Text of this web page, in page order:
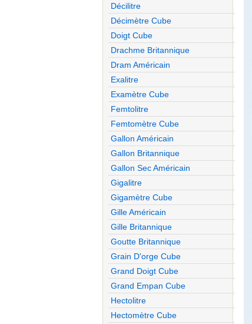
Décilitre
Décimètre Cube
Doigt Cube
Drachme Britannique
Dram Américain
Exalitre
Examètre Cube
Femtolitre
Femtomètre Cube
Gallon Américain
Gallon Britannique
Gallon Sec Américain
Gigalitre
Gigamètre Cube
Gille Américain
Gille Britannique
Goutte Britannique
Grain D'orge Cube
Grand Doigt Cube
Grand Empan Cube
Hectolitre
Hectomètre Cube